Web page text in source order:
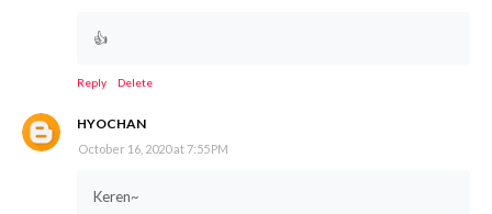
👍
Reply Delete
HYOCHAN
October 16, 2020 at 7:55 PM
Keren~